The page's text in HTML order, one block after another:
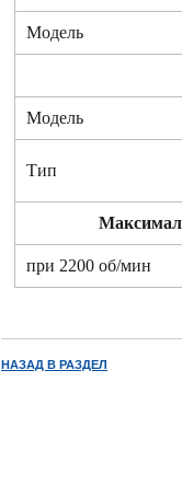
Модель
Модель
Тип
при 2200 об/мин
НАЗАД В РАЗДЕЛ